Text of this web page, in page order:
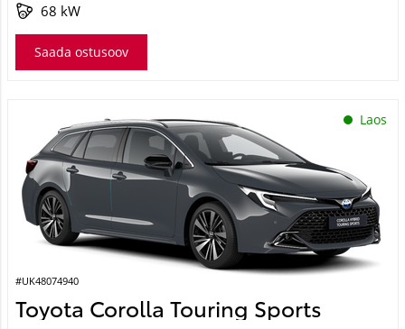
68 kW
Saada ostusoov
Laos
#UK48074940
Toyota Corolla Touring Sports